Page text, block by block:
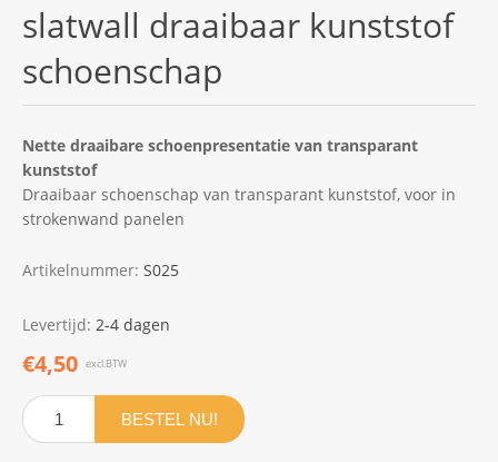
slatwall draaibaar kunststof
schoenschap
Nette draaibare schoenpresentatie van transparant
kunststof
Draaibaar schoenschap van transparant kunststof, voor in
strokenwand panelen
Artikelnummer: S025
Levertijd: 2-4 dagen
€4,50 excl.BTW
BESTEL NU!